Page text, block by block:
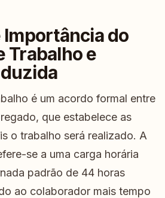
do
Trabalho e
é um acordo formal entre
que estabelece as
o trabalho será realizado. A
se a uma carga horária
padrão de 44 horas
ao colaborador mais tempo